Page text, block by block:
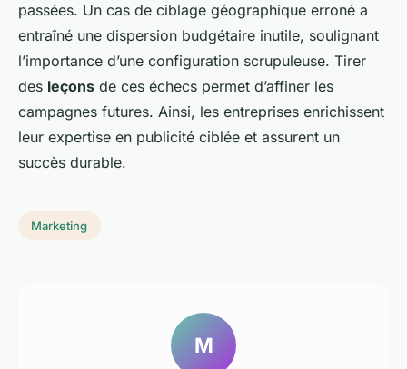
passées. Un cas de ciblage géographique erroné a
entraîné une dispersion budgétaire inutile, soulignant
l’importance d’une configuration scrupuleuse. Tirer
des leçons de ces échecs permet d’affiner les
campagnes futures. Ainsi, les entreprises enrichissent
leur expertise en publicité ciblée et assurent un
succès durable.
Marketing
M